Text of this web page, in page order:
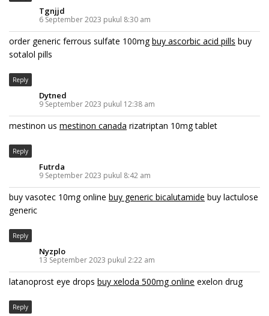
Tgnjjd
6 September 2023 pukul 8:30 am
order generic ferrous sulfate 100mgbuy ascorbic acid pills buy
sotalol pills
Reply
Dytned
9 September 2023 pukul 12:38 am
mestinon us mestinon canada rizatriptan 10mg tablet
Reply
Futrda
9 September 2023 pukul 8:42 am
buy vasotec 10mg online buy generic bicalutamide buy lactulose
generic
Reply
Nyzplo
13 September 2023 pukul 2:22 am
latanoprost eye drops buy xeloda 500mg online exelon drug
Reply